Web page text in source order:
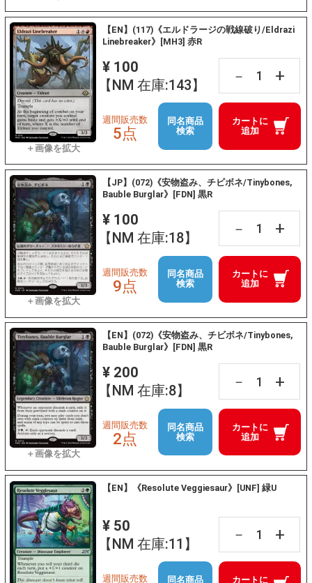
【EN】(117)《エルドラージの戦線破り/Eldrazi
Linebreaker》[MH3] 赤R
¥ 100
【NM 在庫:143】
－ +
カートに
追加
週間販売数
5点
同名商品
検索
【JP】(072)《安物盗み、チビボネ/Tinybones,
Bauble Burglar》[FDN] 黒R
¥ 100
【NM 在庫:18】
－ +
カートに
追加
週間販売数
9点
同名商品
検索
【EN】(072)《安物盗み、チビボネ/Tinybones,
Bauble Burglar》[FDN] 黒R
¥ 200
【NM 在庫:8】
－ +
カートに
追加
週間販売数
2点
同名商品
検索
【EN】《Resolute Veggiesaur》[UNF] 緑U
¥ 50
【NM 在庫:11】
－ +
カートに
週間販売数 同名商品